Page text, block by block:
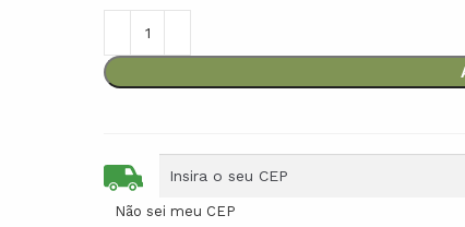
Não sei meu CEP